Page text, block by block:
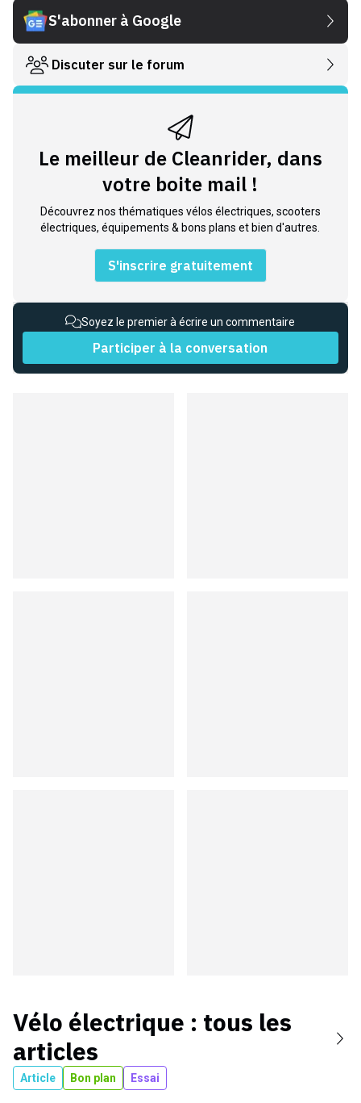
S'abonner à Google
Discuter sur le forum
Le meilleur de Cleanrider, dans
votre boite mail !
Découvrez nos thématiques vélos électriques, scooters
électriques, équipements & bons plans et bien d'autres.
S'inscrire gratuitement
Soyez le premier à écrire un commentaire
Participer à la conversation
Vélo électrique : tous les
articles
Article Bon plan Essai